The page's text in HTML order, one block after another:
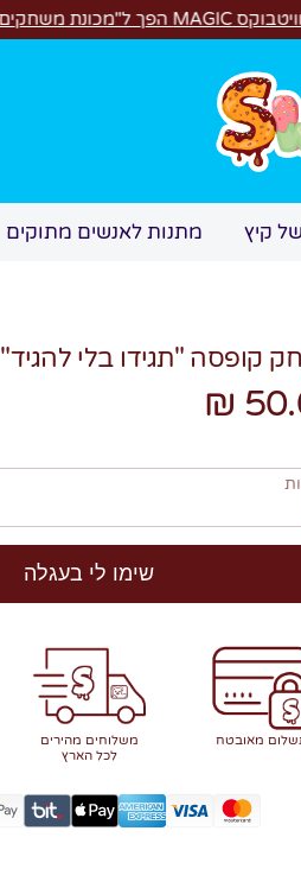
קיץ מתנות לאנשים מתוקים
קופסה "תגידו בלי להגיד"
שימו לי בעגלה
מאובטח
משלוחים מהירים
לכל הארץ